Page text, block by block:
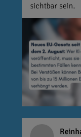
sichtbar sein.